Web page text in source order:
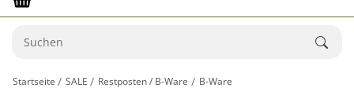
Startseite SALE Restposten / B-Ware B-Ware